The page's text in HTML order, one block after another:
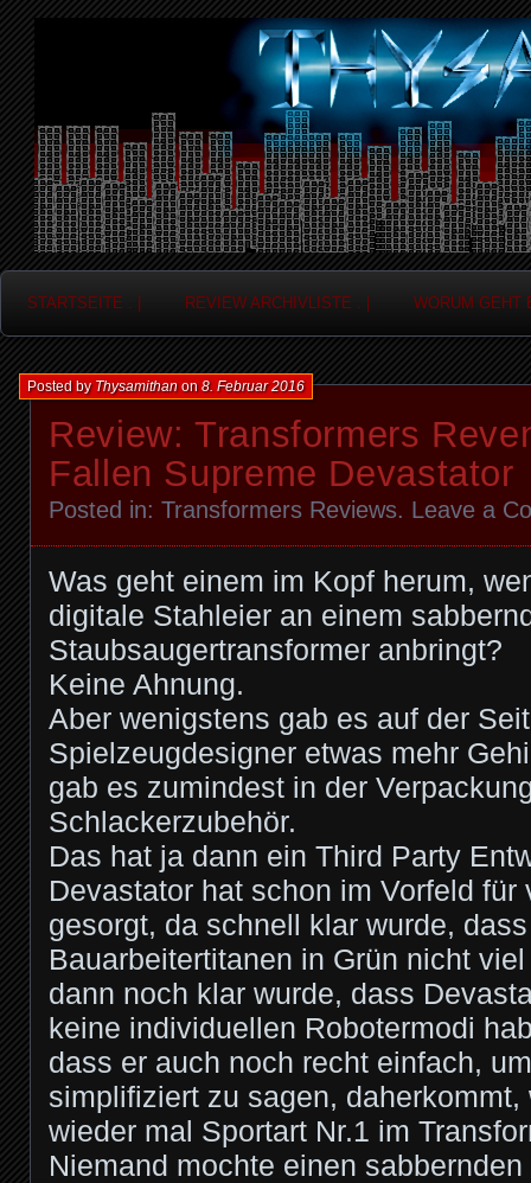
Thysamithan
STARTSEITE . | REVIEW ARCHIVLISTE . | WORUM GEHT
Review: Transformers
Fallen Supreme Devastator
Posted byThysamithanon8. Februar 2016
Posted in: Transformers Reviews. Leave a
Was geht einem im Kopf herum,
digitale Stahleier an einem
Staubsaugertransformer anbringt?
Keine Ahnung.
Aber wenigstens gab es auf der
Spielzeugdesigner etwas mehr
gab es zumindest in der
Schlackerzubehör.
Das hat ja dann ein Third Party
Devastator hat schon im Vorfeld für
gesorgt, da schnell klar wurde,
Bauarbeitertitanen in Grün nicht
dann noch klar wurde, dass
keine individuellen Robotermodi
dass er auch noch recht einfach,
simplifiziert zu sagen, daherkommt,
wieder mal Sportart Nr.1 im
Niemand mochte einen